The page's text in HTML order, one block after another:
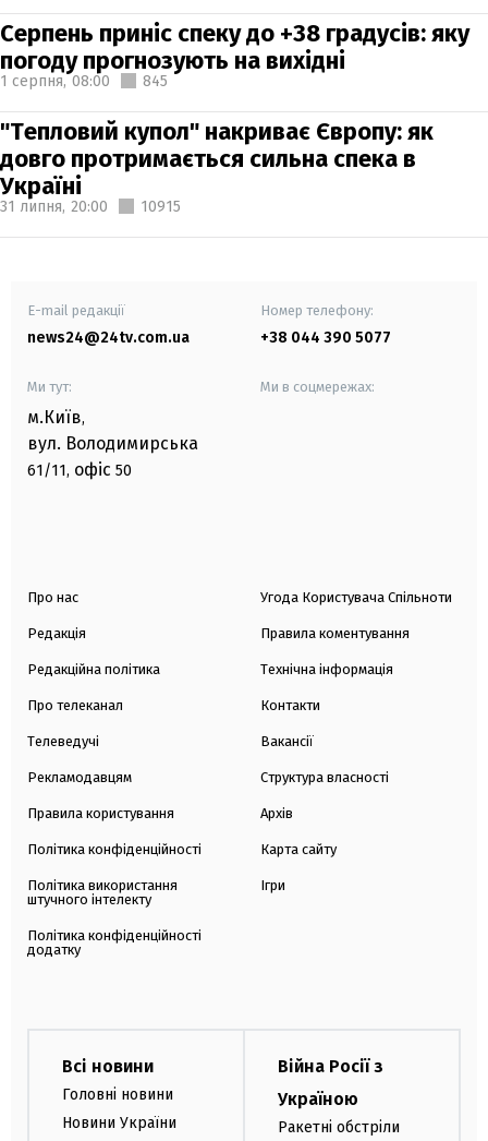
Серпень приніс спеку до +38 градусів: яку
погоду прогнозують на вихідні
1 серпня, 08:00 845
"Тепловий купол" накриває Європу: як
довго протримається сильна спека в
Україні
31 липня, 20:00 10915
E-mail редакції
news24@24tv.com.ua
Номер телефону:
+38 044 390 5077
Ми тут:
м.Київ,
вул. Володимирська
61/11, офіс 50
Ми в соцмережах:
Про нас
Редакція
Редакційна політика
Про телеканал
Телеведучі
Рекламодавцям
Правила користування
Політика конфіденційності
Політика використання
штучного інтелекту
Політика конфіденційності
додатку
Угода Користувача Спільноти
Правила коментування
Технічна інформація
Контакти
Вакансії
Структура власності
Архів
Карта сайту
Ігри
Всі новини
Головні новини
Новини України
Війна Росії з
Україною
Ракетні обстріли